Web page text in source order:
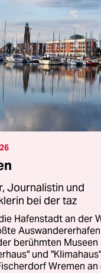
Journalistin und
bei der taz
Hafenstadt an der
berühmten Museen
und
Wremen